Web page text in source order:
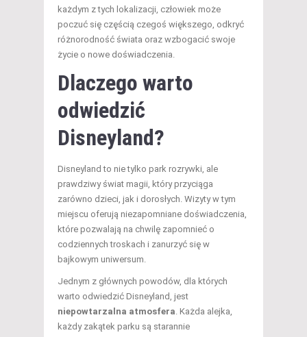
każdym z tych lokalizacji, człowiek może
poczuć się częścią czegoś większego, odkryć
różnorodność świata oraz wzbogacić swoje
życie o nowe doświadczenia.
Dlaczego warto
odwiedzić
Disneyland?
Disneyland to nie tylko park rozrywki, ale
prawdziwy świat magii, który przyciąga
zarówno dzieci, jak i dorosłych. Wizyty w tym
miejscu oferują niezapomniane doświadczenia,
które pozwalają na chwilę zapomnieć o
codziennych troskach i zanurzyć się w
bajkowym uniwersum.
Jednym z głównych powodów, dla których
warto odwiedzić Disneyland, jest
niepowtarzalna atmosfera . Każda alejka,
każdy zakątek parku są starannie